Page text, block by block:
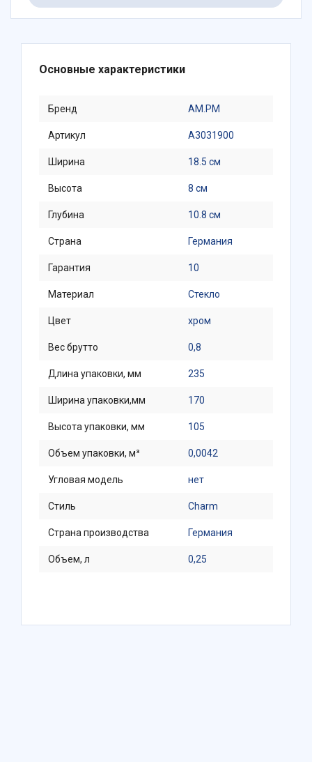
Основные характеристики
Бренд AM.PM
Артикул A3031900
Ширина 18.5 см
Высота 8 см
Глубина 10.8 см
Страна Германия
Гарантия 10
Материал Стекло
Цвет хром
Вес брутто 0,8
Длина упаковки, мм 235
Ширина упаковки,мм 170
Высота упаковки, мм 105
Объем упаковки, м³ 0,0042
Угловая модель нет
Стиль Charm
Страна производства Германия
Объем, л 0,25